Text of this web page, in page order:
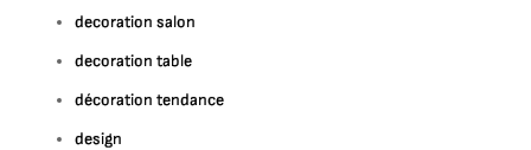
decoration salon
decoration table
décoration tendance
design